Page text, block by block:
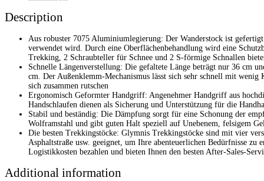
Description
Aus robuster 7075 Aluminiumlegierung: Der Wanderstock ist
verwendet wird. Durch eine Oberflächenbehandlung wird eine
Trekking, 2 Schraubteller für Schnee und 2 S-förmige Schnallen
Schnelle Längenverstellung: Die gefaltete Länge beträgt nur 36 cm
cm. Der Außenklemm-Mechanismus lässt sich sehr schnell mit
sich zusammen rutschen
Ergonomisch Geformter Handgriff: Angenehmer Handgriff aus
Handschlaufen dienen als Sicherung und Unterstützung für die
Stabil und beständig: Die Dämpfung sorgt für eine Schonung der
Wolframstahl und gibt guten Halt speziell auf Unebenem, felsigem
Die besten Trekkingstöcke: Glymnis Trekkingstöcke sind mit vier
Asphaltstraße usw. geeignet, um Ihre abenteuerlichen Bedürfnisse
Logistikkosten bezahlen und bieten Ihnen den besten After-Sales-
Additional information